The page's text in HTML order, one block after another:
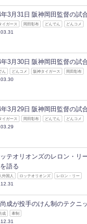
年3月31日 阪神岡田監督の試
イガース 岡田彰布 どんでん どんコメ
年3月30日 阪神岡田監督の試
ん どんコメ 阪神タイガース 岡田彰布
年3月29日 阪神岡田監督の試
イガース 岡田彰布 どんでん どんコメ
テオリオンズのレロン・リ
語る
外国人 ロッテオリオンズ レロン・リー
成が投手のけん制のテクニ
成 牽制